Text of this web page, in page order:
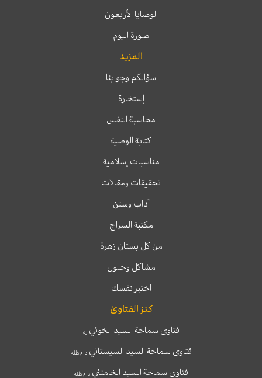
الوصايا الأربعون
صورة اليوم
المزيد
سؤالكم وجوابنا
إستخارة
محاسبة النفس
كتابة الوصية
مناسبات إسلامية
تحقيقات ومقالات
آداب وسنن
مكتبة السراج
من كل بستان زهرة
مشاكل وحلول
اختبر نفسك
كنز الفتاوىٰ
فتاوى سماحة السيد الخوئيره
فتاوى سماحة السيد السيستانيدام ظله
فتاوى سماحة السيد الخامنئي دام ظله